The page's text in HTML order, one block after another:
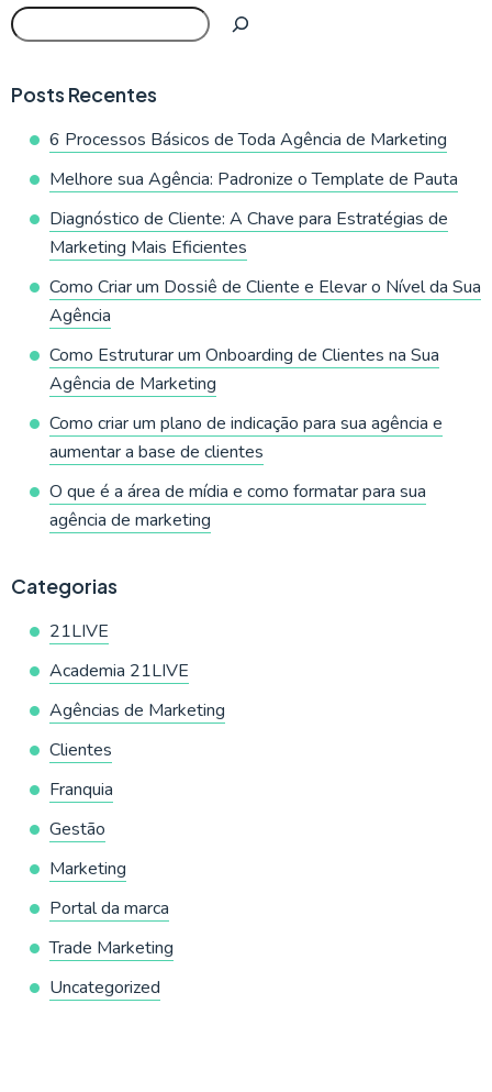
Posts Recentes
6 Processos Básicos de Toda Agência de Marketing
Melhore sua Agência: Padronize o Template de Pauta
Diagnóstico de Cliente: A Chave para Estratégias de
Marketing Mais Eficientes
Como Criar um Dossiê de Cliente e Elevar o Nível da Sua
Agência
Como Estruturar um Onboarding de Clientes na Sua
Agência de Marketing
Como criar um plano de indicação para sua agência e
aumentar a base de clientes
O que é a área de mídia e como formatar para sua
agência de marketing
Categorias
21LIVE
Academia 21LIVE
Agências de Marketing
Clientes
Franquia
Gestão
Marketing
Portal da marca
Trade Marketing
Uncategorized